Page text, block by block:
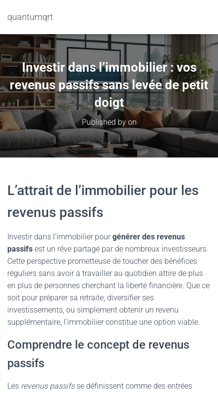
quantumqrt
Investir dans l’immobilier : vos
revenus passifs sans levée de petit
doigt
Published by on
L’attrait de l’immobilier pour les
revenus passifs
Investir dans l’immobilier pourgénérer des revenus
passifs est un rêve partagé par de nombreux investisseurs.
Cette perspective prometteuse de toucher des bénéfices
réguliers sans avoir à travailler au quotidien attire de plus
en plus de personnes cherchant la liberté financière. Que ce
soit pour préparer sa retraite, diversifier ses
investissements, ou simplement obtenir un revenu
supplémentaire, l’immobilier constitue une option viable.
Comprendre le concept de revenus
passifs
Les revenus passifsse définissent comme des entrées